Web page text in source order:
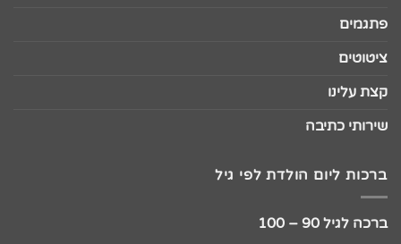
פתגמים
ציטוטים
קצת עלינו
שירותי כתיבה
ברכות ליום הולדת לפי גיל
ברכה לגיל 90 – 100